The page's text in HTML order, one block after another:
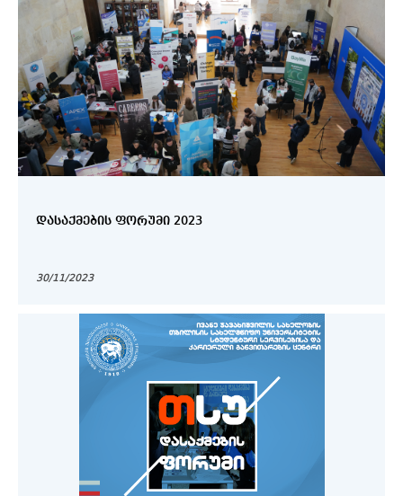
ᲓᲐᲡᲐᲥᲛᲔᲑᲘᲡ ᲤᲝᲠᲣᲛᲘ 2023
30/11/2023